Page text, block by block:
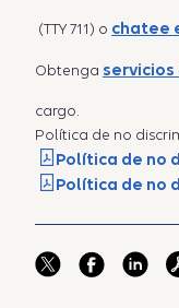
(TTY 711) o chatee
Obtenga
cargo.
Política de no
Política de no
Política de no